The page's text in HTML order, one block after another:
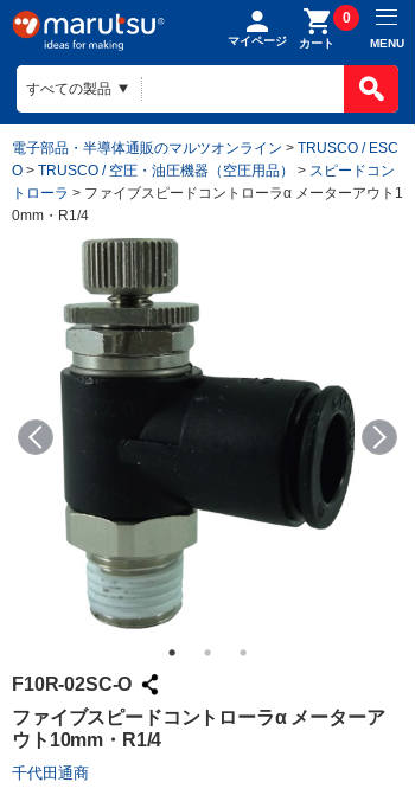
マイページ カート
0
MENU
電子部品・半導体通販のマルツオンライン > TRUSCO / ESC
O > TRUSCO / 空圧・油圧機器（空圧用品） > スピードコン
トローラ > ファイブスピードコントローラα メーターアウト1
0mm・R1/4
F10R-02SC-O
ファイブスピードコントローラα メーターア
ウト10mm・R1/4
千代田通商